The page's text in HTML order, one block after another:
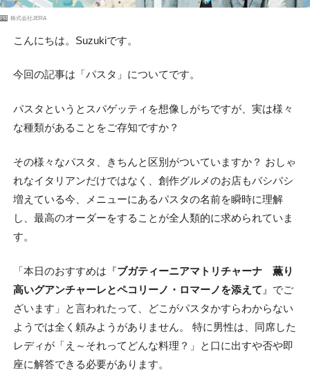
PR 株式会社JERA
こんにちは。Suzukiです。
今回の記事は「パスタ」についてです。
パスタというとスパゲッティを想像しがちですが、実は様々
な種類があることをご存知ですか？
その様々なパスタ、きちんと区別がついていますか？ おしゃ
れなイタリアンだけではなく、創作グルメのお店もバシバシ
増えている今、メニューにあるパスタの名前を瞬時に理解
し、最高のオーダーをすることが全人類的に求められていま
す。
「本日のおすすめは『ブガティーニアマトリチャーナ 薫り
高いグアンチャーレとペコリーノ・ロマーノを添えて 』でご
ざいます」と言われたって、どこがパスタかすらわからない
ようでは全く頼みようがありません。 特に男性は、同席した
レディが「え～それってどんな料理？」と口に出すや否や即
座に解答できる必要があります。